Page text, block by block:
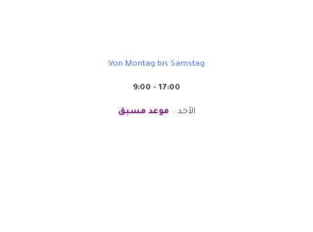
Von Montag bis Samstag
9:00 - 17:00
الأحد : موعد مسبق